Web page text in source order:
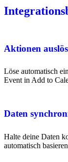
Aktionen
Löse automatisch
Event in Add to
Daten
Halte deine Daten
automatisch